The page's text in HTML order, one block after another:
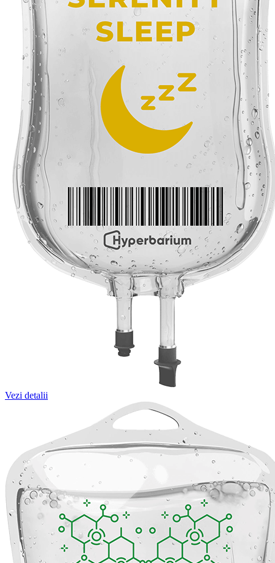
Vezi detalii